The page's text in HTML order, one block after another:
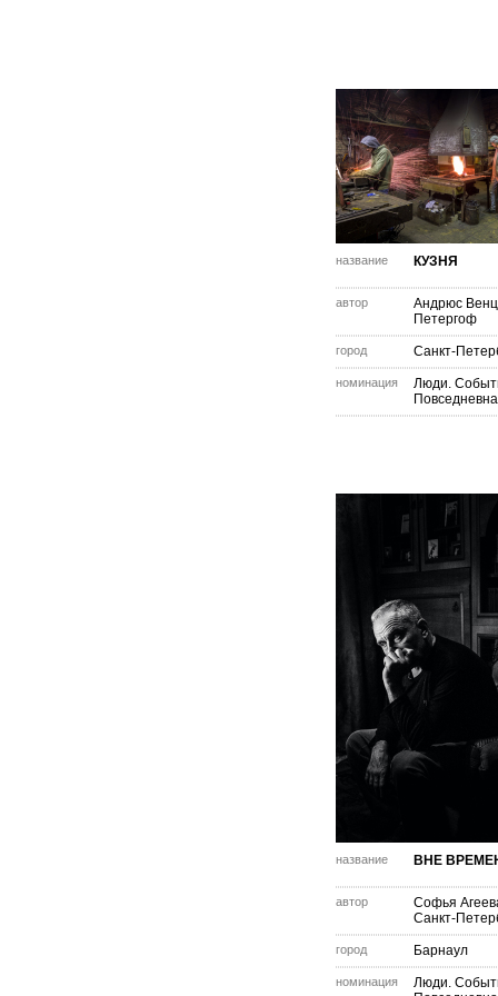
название КУЗНЯ
автор
Андрюс
Петергоф
город Санкт-
номинация
Люди.
название ВНЕ
автор
Софья
Санкт-
город Барнаул
номинация
Люди.